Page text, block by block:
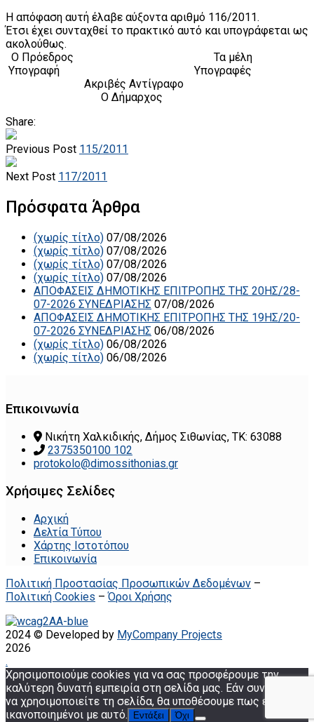
Η απόφαση αυτή έλαβε αύξοντα αριθμό 116/2011.
Έτσι έχει συνταχθεί το πρακτικό αυτό και υπογράφεται ως
ακολούθως.
Ο Πρόεδρος Τα μέλη
Υπογραφή Υπογραφές
Ακριβές Αντίγραφο
Ο Δήμαρχος
Share:
Previous Post 115/2011
Next Post 117/2011
Πρόσφατα Άρθρα
(χωρίς τίτλο) 07/08/2026
(χωρίς τίτλο) 07/08/2026
(χωρίς τίτλο) 07/08/2026
(χωρίς τίτλο) 07/08/2026
ΑΠΟΦΑΣΕΙΣ ΔΗΜΟΤΙΚΗΣ ΕΠΙΤΡΟΠΗΣ ΤΗΣ 20ΗΣ/28-
07-2026 ΣΥΝΕΔΡΙΑΣΗΣ 07/08/2026
ΑΠΟΦΑΣΕΙΣ ΔΗΜΟΤΙΚΗΣ ΕΠΙΤΡΟΠΗΣ ΤΗΣ 19ΗΣ/20-
07-2026 ΣΥΝΕΔΡΙΑΣΗΣ 06/08/2026
(χωρίς τίτλο) 06/08/2026
(χωρίς τίτλο) 06/08/2026
Επικοινωνία
Νικήτη Χαλκιδικής, Δήμος Σιθωνίας, ΤΚ: 63088
2375350100 102
protokolo@dimossithonias.gr
Χρήσιμες Σελίδες
Αρχική
Δελτία Τύπου
Χάρτης Ιστοτόπου
Επικοινωνία
Πολιτική Προστασίας Προσωπικών Δεδομένων –
Πολιτική Cookies –Όροι Χρήσης
2024 © Developed by MyCompany Projects
2026
.
Χρησιμοποιούμε cookies για να σας προσφέρουμε την
καλύτερη δυνατή εμπειρία στη σελίδα μας. Εάν συνεχίσετε
να χρησιμοποιείτε τη σελίδα, θα υποθέσουμε πως είστε
ικανοποιημένοι με αυτό.
Εντάξει Όχι